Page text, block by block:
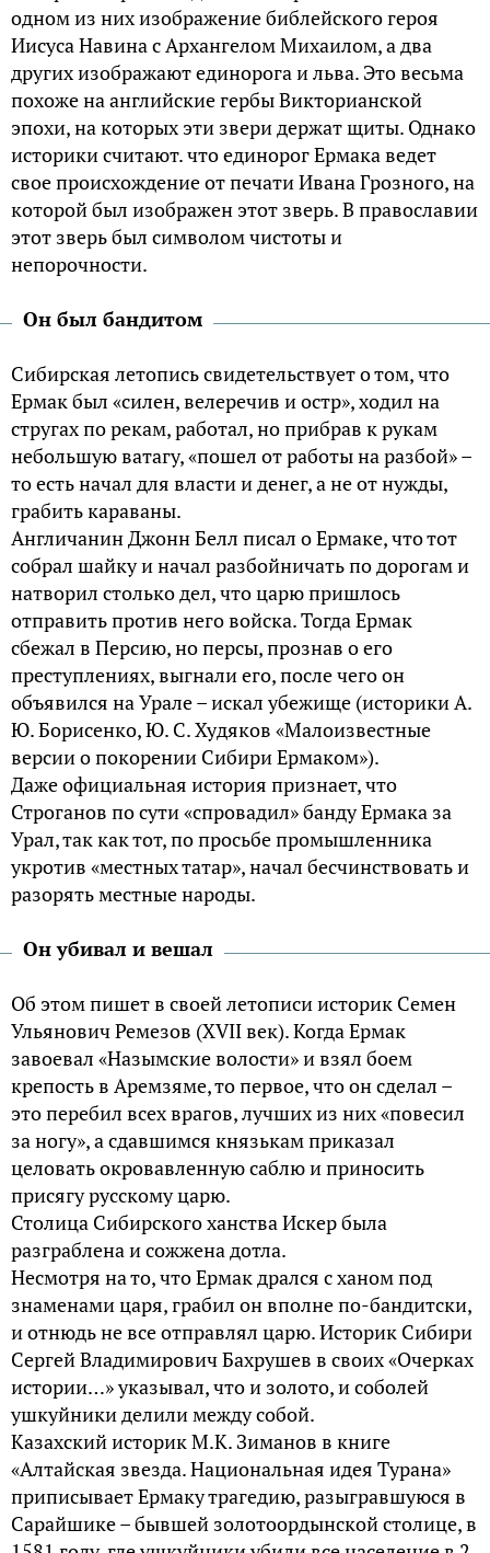
одном из них изображение библейского героя
Иисуса Навина с Архангелом Михаилом, а два
других изображают единорога и льва. Это весьма
похоже на английские гербы Викторианской
эпохи, на которых эти звери держат щиты. Однако
историки считают. что единорог Ермака ведет
свое происхождение от печати Ивана Грозного, на
которой был изображен этот зверь. В православии
этот зверь был символом чистоты и
непорочности.
Он был бандитом
Сибирская летопись свидетельствует о том, что
Ермак был «силен, велeрeчив и остр», ходил на
стругах по рекам, работал, но прибрав к рукам
небольшую ватагу, «пошел от работы на разбой» –
то есть начал для власти и денег, а не от нужды,
грабить караваны.
Англичанин Джонн Белл писал о Ермаке, что тот
собрал шайку и начал разбойничать по дорогам и
натворил столько дел, что царю пришлось
отправить против него войска. Тогда Ермак
сбежал в Персию, но персы, прознав о его
преступлениях, выгнали его, после чего он
объявился на Урале – искал убежище (историки А.
Ю. Борисенко, Ю. С. Худяков «Малоизвестные
версии о покорении Сибири Ермаком»).
Даже официальная история признает, что
Строганов по сути «спровадил» банду Ермака за
Урал, так как тот, по просьбе промышленника
укротив «местных татар», начал бесчинствовать и
разорять местные народы.
Он убивал и вешал
Об этом пишет в своей летописи историк Семен
Ульянович Ремезов (XVII век). Когда Ермак
завоевал «Назымские волости» и взял боем
крепость в Аремзяме, то первое, что он сделал –
это перебил всех врагов, лучших из них «повесил
за ногу», а сдавшимся князькам приказал
целовать окровавленную саблю и приносить
присягу русскому царю.
Столица Сибирского ханства Искер была
разграблена и сожжена дотла.
Несмотря на то, что Ермак дрался с ханом под
знаменами царя, грабил он вполне по-бандитски,
и отнюдь не все отправлял царю. Историк Сибири
Сергей Владимирович Бахрушев в своих «Очерках
истории…» указывал, что и золото, и соболей
ушкуйники делили между собой.
Казахский историк М.К. Зиманов в книге
«Алтайская звезда. Национальная идея Турана»
приписывает Ермаку трагедию, разыгравшуюся в
Сарайшике – бывшей золотоордынской столице, в